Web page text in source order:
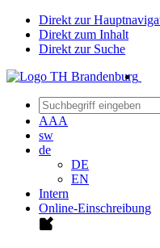
Direkt zur
Direkt zum Inhalt
Direkt zur Suche
AAA
sw
de
DE
EN
Intern
Online-Einschreibung